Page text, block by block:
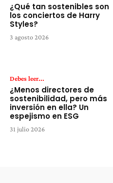
¿Qué tan sostenibles son
los conciertos de Harry
Styles?
3 agosto 2026
Debes leer...
¿Menos directores de
sostenibilidad, pero más
inversión en ella? Un
espejismo en ESG
31 julio 2026